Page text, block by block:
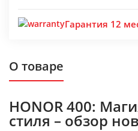
Гарантия 12
О товаре
HONOR 400:
стиля – обзор